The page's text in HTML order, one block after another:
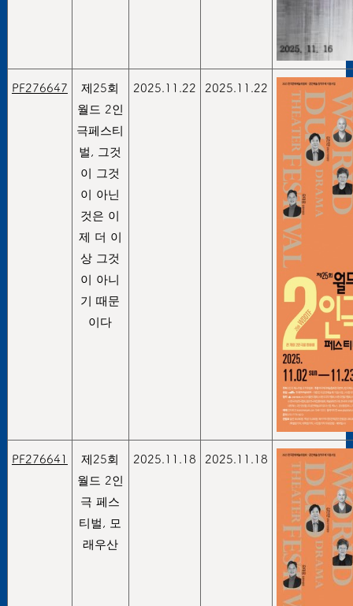
PF276647
제25회
월드 2인
극페스티
벌, 그것
이 그것
이 아닌
것은 이
제 더 이
상 그것
이 아니
기 때문
이다
2025.11.22 2025.11.22
PF276641
제25회
월드 2인
극 페스
티벌, 모
래우산
2025.11.18 2025.11.18